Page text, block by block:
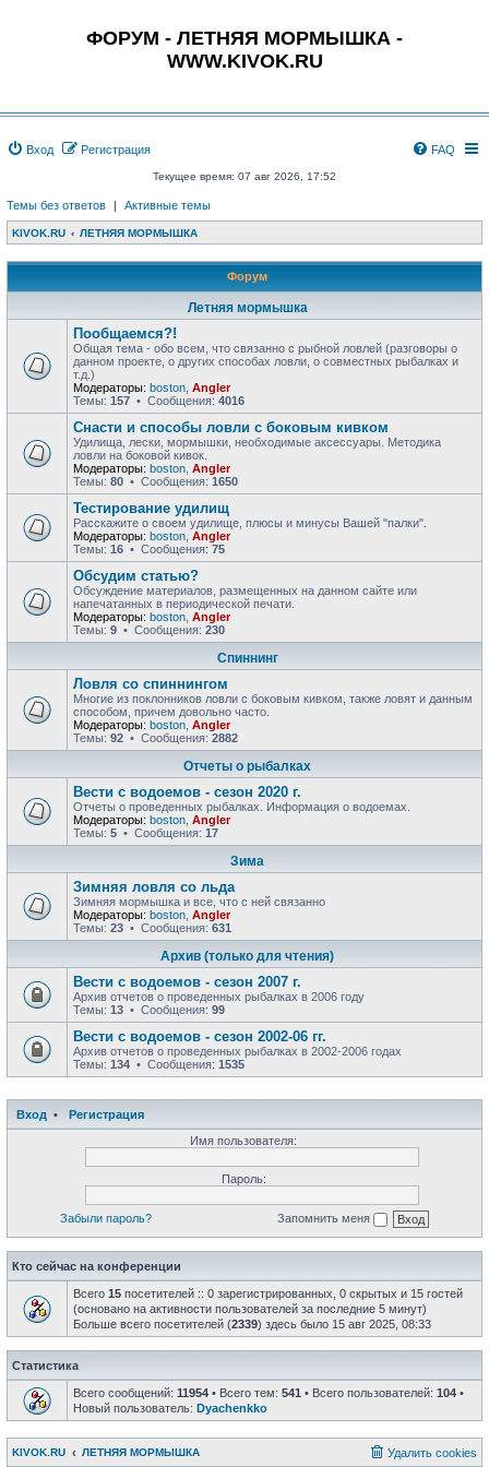
ФОРУМ - ЛЕТНЯЯ МОРМЫШКА -
WWW.KIVOK.RU
Вход Регистрация FAQ
Текущее время: 07 авг 2026, 17:52
Темы без ответов | Активные темы
KIVOK.RU ЛЕТНЯЯ МОРМЫШКА
Форум
Летняя мормышка
Пообщаемся?!
Общая тема - обо всем, что связанно с рыбной ловлей (разговоры о
данном проекте, о других способах ловли, о совместных рыбалках и
т.д.)
Модераторы: boston Angler
Темы: 157 • Сообщения: 4016
Снасти и способы ловли с боковым кивком
Удилища, лески, мормышки, необходимые аксессуары. Методика
ловли на боковой кивок.
Модераторы: boston Angler
Темы: 80 • Сообщения: 1650
Тестирование удилищ
Расскажите о своем удилище, плюсы и минусы Вашей "палки".
Модераторы: boston Angler
Темы: 16 • Сообщения: 75
Обсудим статью?
Обсуждение материалов, размещенных на данном сайте или
напечатанных в периодической печати.
Модераторы: boston Angler
Темы: 9 • Сообщения: 230
Спиннинг
Ловля со спиннингом
Многие из поклонников ловли с боковым кивком, также ловят и данным
способом, причем довольно часто.
Модераторы: boston Angler
Темы: 92 • Сообщения: 2882
Отчеты о рыбалках
Вести с водоемов - сезон 2020 г.
Отчеты о проведенных рыбалках. Информация о водоемах.
Модераторы: boston Angler
Темы: 5 • Сообщения: 17
Зима
Зимняя ловля со льда
Зимняя мормышка и все, что с ней связанно
Модераторы: boston Angler
Темы: 23 • Сообщения: 631
Архив (только для чтения)
Вести с водоемов - сезон 2007 г.
Архив отчетов о проведенных рыбалках в 2006 году
Темы: 13 • Сообщения: 99
Вести с водоемов - сезон 2002-06 гг.
Архив отчетов о проведенных рыбалках в 2002-2006 годах
Темы: 134 • Сообщения: 1535
Вход •
Регистрация
Имя пользователя:
Пароль:
Забыли пароль? Запомнить меня
Кто сейчас на конференции
Всего 15 посетителей :: 0 зарегистрированных, 0 скрытых и 15 гостей
(основано на активности пользователей за последние 5 минут)
Больше всего посетителей (2339) здесь было 15 авг 2025, 08:33
Статистика
Всего сообщений: 11954 • Всего тем: 541 • Всего пользователей: 104 •
Новый пользователь: Dyachenkko
KIVOK.RU ЛЕТНЯЯ МОРМЫШКА Удалить cookies